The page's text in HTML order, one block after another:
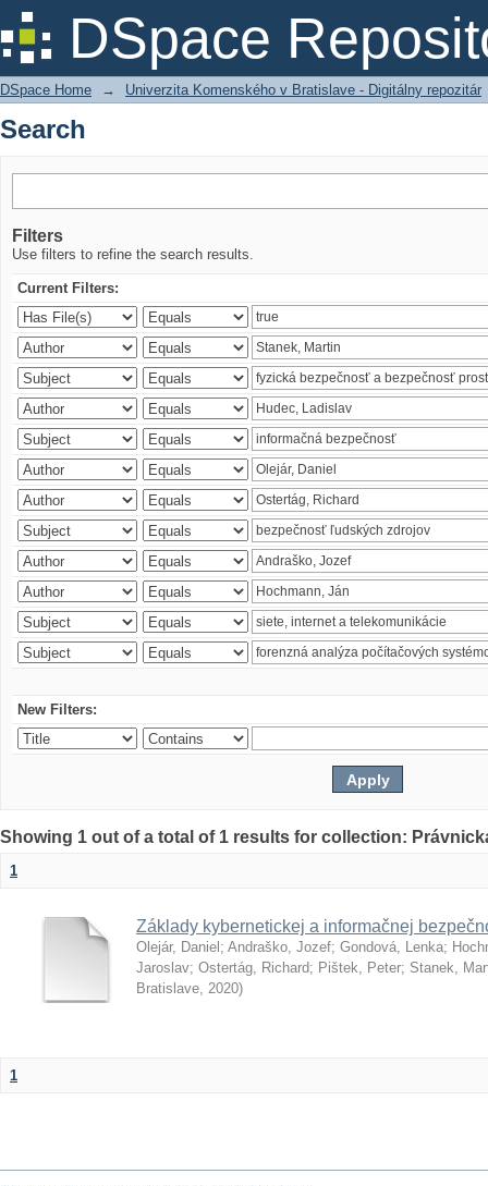
DSpace
Search
DSpace Home → Univerzita Komenského v Bratislave - Digitálny repozitár
Search
Filters
Use filters to refine the search results.
Current Filters:
New Filters:
Showing 1 out of a total of 1 results for collection:
1
Základy kybernetickej a informačnej
Olejár, Daniel ; Andraško, Jozef; Gondová, Lenka;
Jaroslav; Ostertág, Richard; Pištek, Peter; Stanek,
Bratislave, 2020)
1